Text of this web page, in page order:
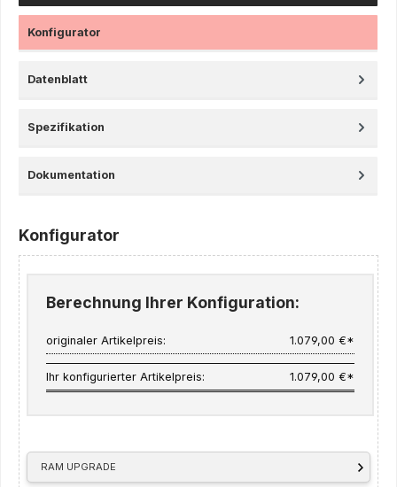
Konfigurator
Datenblatt
Spezifikation
Dokumentation
Konfigurator
RAM UPGRADE
Berechnung Ihrer Konfiguration:
originaler Artikelpreis: 1.079,00 €*
Ihr konfigurierter Artikelpreis: 1.079,00 €*